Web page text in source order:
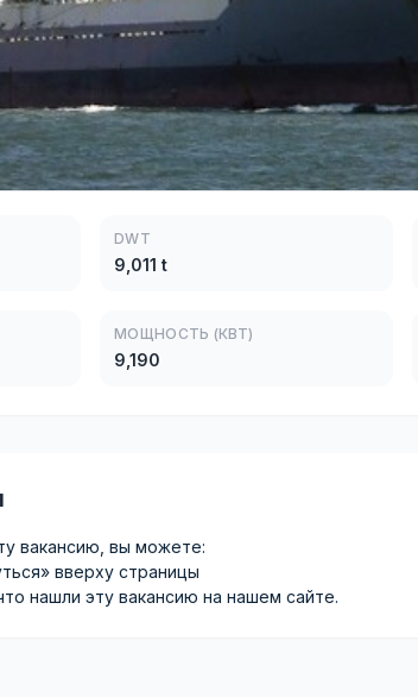
DWT
9,011 t
МОЩНОСТЬ (КВТ)
9,190
вакансию, вы можете:
вверху страницы
нашли эту вакансию на нашем сайте.